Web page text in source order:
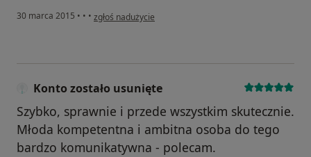
30 marca 2015 • • • w opinii użytkownika Konto zostało usunięte
zgłoś nadużycie
Konto zostało usunięte
Szybko, sprawnie i przede wszystkim skutecznie.
Młoda kompetentna i ambitna osoba do tego
bardzo komunikatywna - polecam.